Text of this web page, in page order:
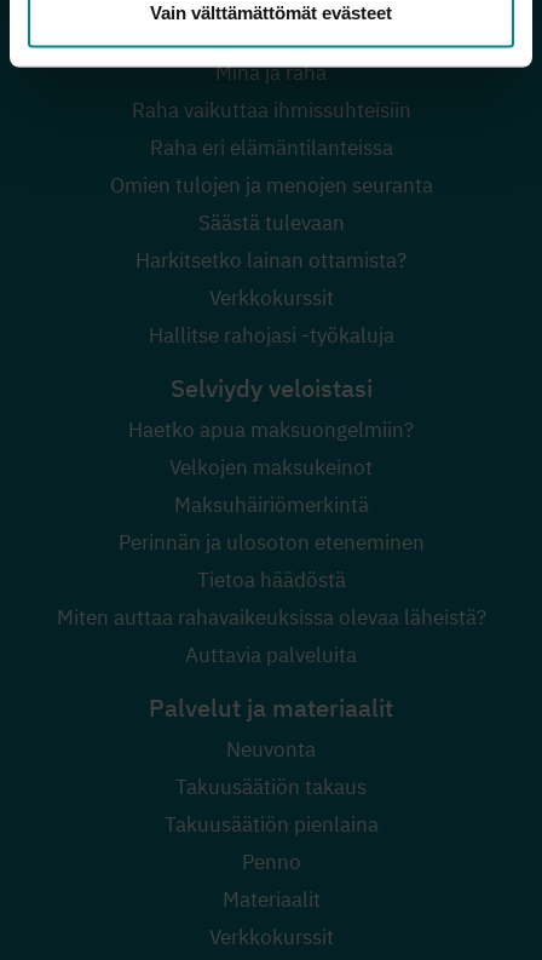
Vain välttämättömät evästeet
Hallitse rahojasi
Minä ja raha
Raha vaikuttaa ihmissuhteisiin
Raha eri elämäntilanteissa
Omien tulojen ja menojen seuranta
Säästä tulevaan
Harkitsetko lainan ottamista?
Verkkokurssit
Hallitse rahojasi -työkaluja
Selviydy veloistasi
Haetko apua maksuongelmiin?
Velkojen maksukeinot
Maksuhäiriömerkintä
Perinnän ja ulosoton eteneminen
Tietoa häädöstä
Miten auttaa rahavaikeuksissa olevaa läheistä?
Auttavia palveluita
Palvelut ja materiaalit
Neuvonta
Takuusäätiön takaus
Takuusäätiön pienlaina
Penno
Materiaalit
Verkkokurssit